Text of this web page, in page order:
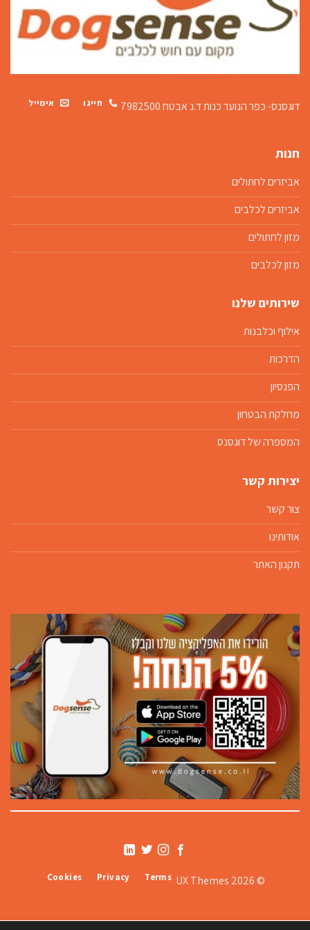
דוגסנס- כפר הנוער כנותד.נ אבטח 7982500 חייגו אימייל
חנות
אביזרים לחתולים
אביזרים לכלבים
מזון לחתולים
מזון לכלבים
שירותים שלנו
אילוף וכלבנות
הדרכות
הפנסיון
מחלקת הבטחון
המספרה של דוגסנס
יצירות קשר
צור קשר
אודותינו
תקנון האתר
© 2026 UX Themes
Terms
Privacy
Cookies